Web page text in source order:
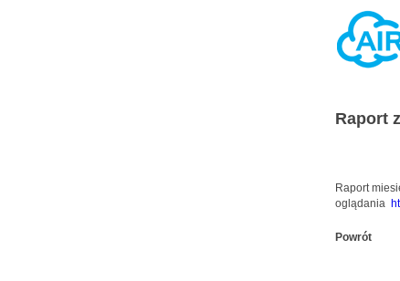
Raport
Raport
oglądania
Powrót